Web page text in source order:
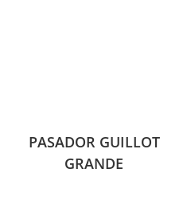
PASADOR GUILLOT
GRANDE